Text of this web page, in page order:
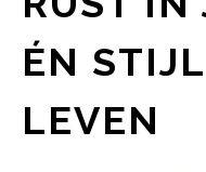
ÉN
LEVEN